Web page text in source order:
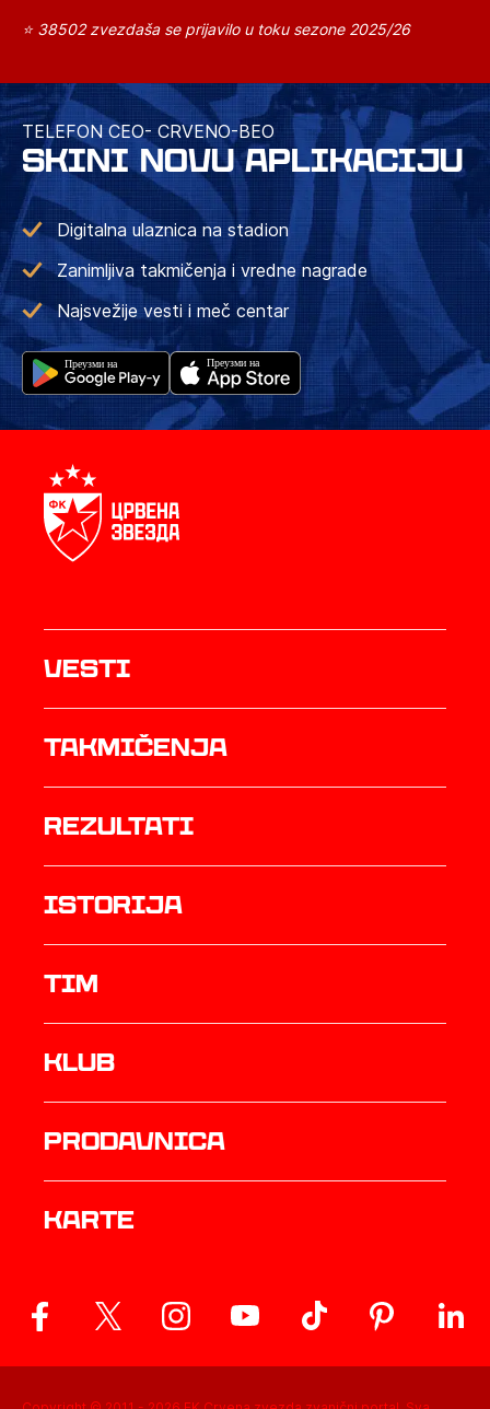
⭐ 38502 zvezdaša se prijavilo u toku sezone 2025/26
TELEFON CEO- CRVENO-BEO
SKINI NOVU APLIKACIJU
Digitalna ulaznica na stadion
Zanimljiva takmičenja i vredne nagrade
Najsvežije vesti i meč centar
Vesti
Takmičenja
rezultati
istorija
TIM
Klub
prodavnica
Karte